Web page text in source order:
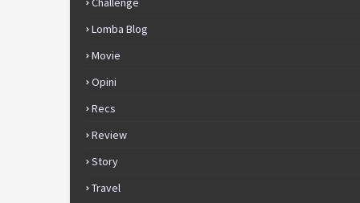
Lomba Blog
Movie
Opini
Recs
Review
Story
Travel